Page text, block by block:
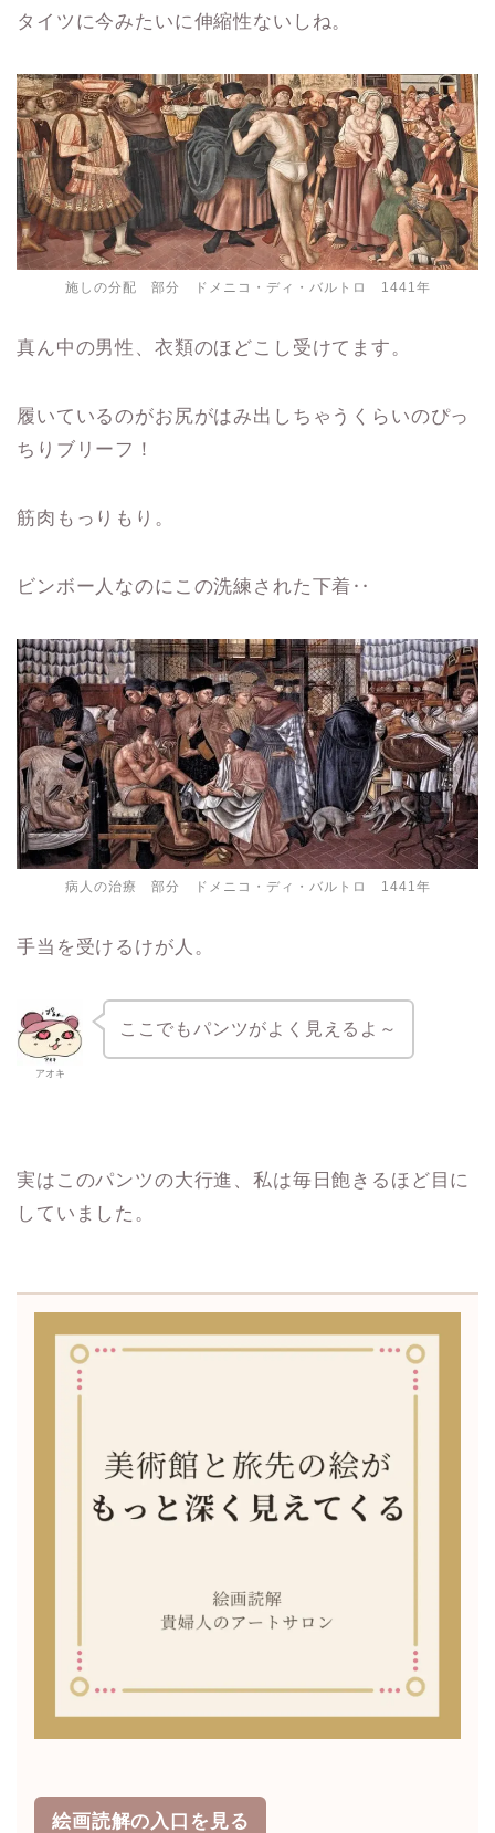
タイツに今みたいに伸縮性ないしね。
施しの分配 部分 ドメニコ・ディ・バルトロ 1441年
真ん中の男性、衣類のほどこし受けてます。
履いているのがお尻がはみ出しちゃうくらいのぴっ
ちりブリーフ！
筋肉もっりもり。
ビンボー人なのにこの洗練された下着‥
病人の治療 部分 ドメニコ・ディ・バルトロ 1441年
手当を受けるけが人。
アオキ
ここでもパンツがよく見えるよ～
実はこのパンツの大行進、私は毎日飽きるほど目に
していました。
絵画読解の入口を見る